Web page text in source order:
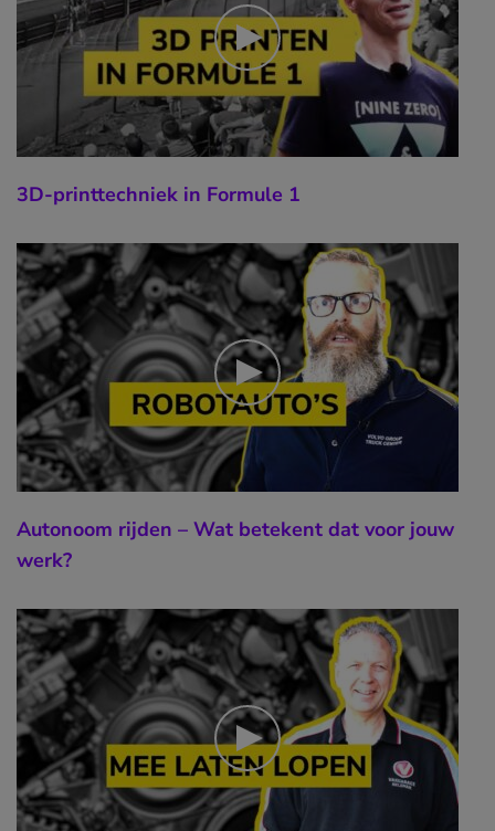
3D-printtechniek in Formule 1
Autonoom rijden – Wat betekent dat voor jouw
werk?